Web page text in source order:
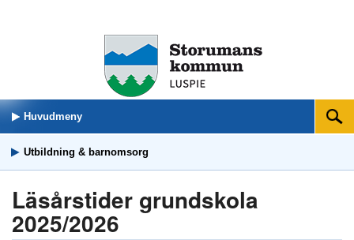
Huvudmeny Sök
Utbildning & barnomsorg
Läsårstider grundskola
2025/2026